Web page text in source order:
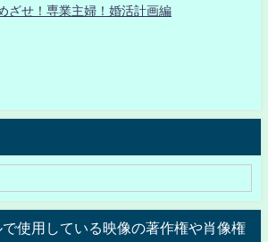
ざせ！専業主婦！婚活計画編
使用している映像の著作権や肖像権